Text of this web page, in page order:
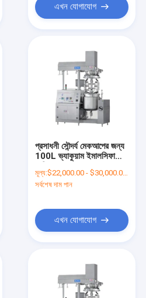
এখন যোগাযোগ
প্রসাধনী সৌন্দর্য মেকআপের জন্য
100L ভ্যাকুয়াম ইমালসিফাইং
মূল্য:$22,000.00 - $30,000.00/Sets
সর্বশেষ দাম পান
এখন যোগাযোগ